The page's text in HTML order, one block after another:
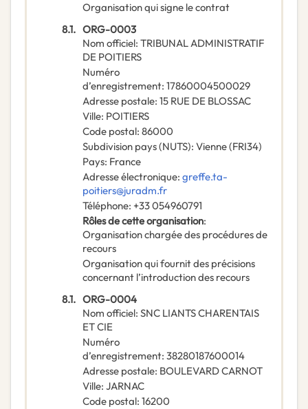
Organisation qui signe le contrat
8.1. ORG-0003
Nom officiel: TRIBUNAL ADMINISTRATIF
DE POITIERS
Numéro
d’enregistrement: 17860004500029
Adresse postale: 15 RUE DE BLOSSAC
Ville: POITIERS
Code postal: 86000
Subdivision pays (NUTS): Vienne(FRI34)
Pays: France
Adresse électronique: greffe.ta-
poitiers@juradm.fr
Téléphone: +33 054960791
Rôles de cette organisation:
Organisation chargée des procédures de
recours
Organisation qui fournit des précisions
concernant l’introduction des recours
8.1. ORG-0004
Nom officiel: SNC LIANTS CHARENTAIS
ET CIE
Numéro
d’enregistrement: 38280187600014
Adresse postale: BOULEVARD CARNOT
Ville: JARNAC
Code postal: 16200